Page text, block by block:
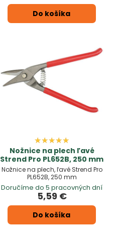
Do košíka
Nožnice na plech ľavé
Strend Pro PL652B, 250 mm
Nožnice na plech, ľavé Strend Pro
PL652B, 250 mm
Doručíme do 5 pracovných dní
5,59 €
Do košíka